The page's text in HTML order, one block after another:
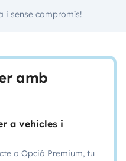
i sense compromís!
amb
a vehicles i
o Opció Premium, tu